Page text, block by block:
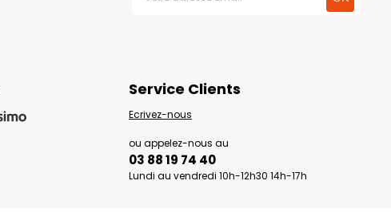
Service Clients
Ecrivez-nous
ou appelez-nous au
03 88 19 74 40
Lundi au vendredi 10h-12h30 14h-17h